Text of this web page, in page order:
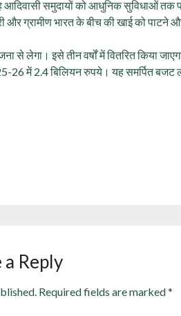
समुदायों को आधुनिक सुविधाओं तक
ग्रामीण भारत के बीच की खाई को पाटने
से लेगा। इसे तीन वर्षों में वितरित किया
में 2.4 बिलियन रुपये। यह समर्पित बजट
a Reply
Required fields are marked*